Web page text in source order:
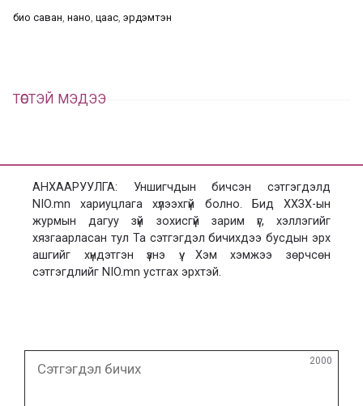
х
био саван, нано, цаас, эрдэмтэн
ТӨСТЭЙ МЭДЭЭ
АНХААРУУЛГА: Уншигчдын бичсэн сэтгэгдэлд
NIO.mn хариуцлага хүлээхгүй болно. Бид ХХЗХ-ын
журмын дагуу зүй зохисгүй зарим үг, хэллэгийг
хязгаарласан тул Та сэтгэгдэл бичихдээ бусдын эрх
ашгийг хүндэтгэн үзнэ үү. Хэм хэмжээ зөрчсөн
сэтгэгдлийг NIO.mn устгах эрхтэй.
2000